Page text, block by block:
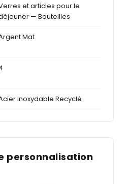
et articles pour le
— Bouteilles
Mat
Inoxydable Recyclé
personnalisation